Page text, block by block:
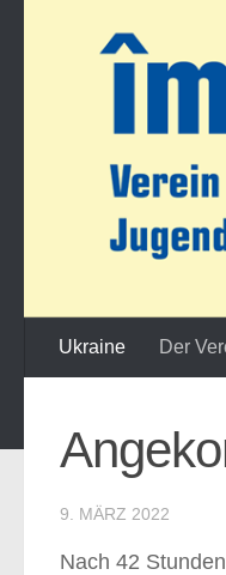
Zum Inhalt springen
Ukraine Der
9. MÄRZ 2022
Nach 42